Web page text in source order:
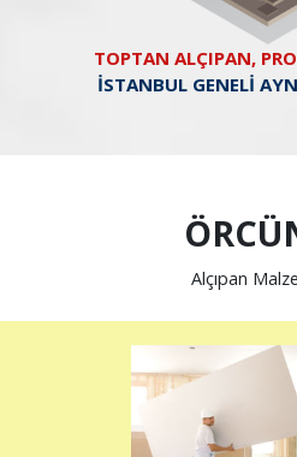
TOPTAN ALÇIPAN,
İSTANBUL GENELİ
Alçıpan